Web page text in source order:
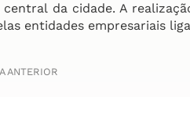
da cidade. A
entidades empresariais
ANTERIOR